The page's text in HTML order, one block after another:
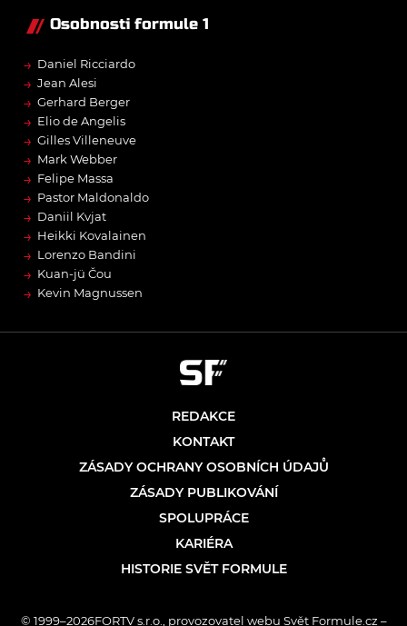
Osobnosti formule 1
→ Daniel Ricciardo
→ Jean Alesi
→ Gerhard Berger
→ Elio de Angelis
→ Gilles Villeneuve
→ Mark Webber
→ Felipe Massa
→ Pastor Maldonaldo
→ Daniil Kvjat
→ Heikki Kovalainen
→ Lorenzo Bandini
→ Kuan-jü Čou
→ Kevin Magnussen
REDAKCE
KONTAKT
ZÁSADY OCHRANY OSOBNÍCH ÚDAJŮ
ZÁSADY PUBLIKOVÁNÍ
SPOLUPRÁCE
KARIÉRA
HISTORIE SVĚT FORMULE
© 1999–2026FORTV s.r.o., provozovatel webu Svět Formule.cz –